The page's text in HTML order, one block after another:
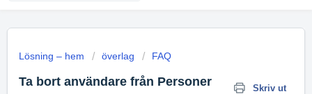
Lösning – hem överlag FAQ
Ta bort användare från Personer
Skriv ut